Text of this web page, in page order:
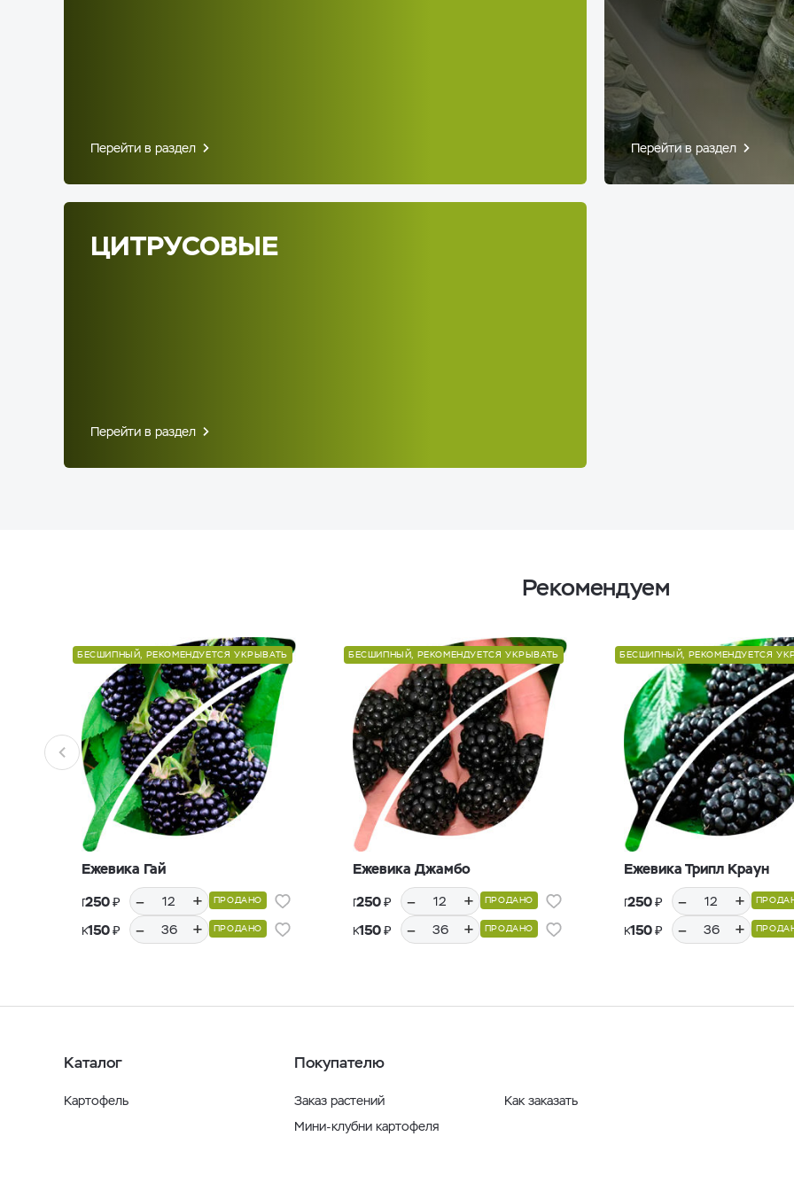
Перейти в раздел Перейти в раздел
ЦИТРУСОВЫЕ
Перейти в раздел
Рекомендуем
БЕСШИПНЫЙ, РЕКОМЕНДУЕТСЯ УКРЫВАТЬ
Ежевика Гай
Горшки Р9, 12 шт.
250₽ – + ПРОДАНО
Кассеты Р36, 36 шт.
150₽ – + ПРОДАНО
БЕСШИПНЫЙ, РЕКОМЕНДУЕТСЯ УКРЫВАТЬ
Ежевика Джамбо
Горшки Р9, 12 шт.
250₽ – + ПРОДАНО
Кассеты Р36, 36 шт.
150₽ – + ПРОДАНО
БЕСШИПНЫЙ, РЕКОМЕНДУЕТСЯ
Ежевика Трипл Краун
Горшки Р9, 12 шт.
250₽ – +
Кассеты Р36, 36 шт.
150₽ – +
Каталог
Картофель
Покупателю
Заказ растений
Мини-клубни картофеля
Как заказать